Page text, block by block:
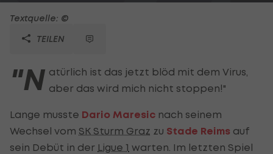
Textquelle: ©
TEILEN
"N atürlich ist das jetzt blöd mit dem Virus,
aber das wird mich nicht stoppen!"
Lange musste Dario Maresic nach seinem
Wechsel vom SK Sturm Graz zu Stade Reims auf
sein Debüt in der Ligue 1 warten. Im letzten Spiel